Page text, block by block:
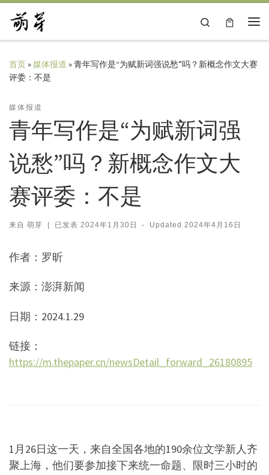
Skip to content
Search
首页»媒体报道 »青年写作是“为赋新词强说愁”吗？新概念作文大赛
评委：不是
媒体报道
青年写作是“为赋新词强
说愁”吗？新概念作文大
赛评委：不是
来自 萌芽 | 已发表 2024年1月30日 - Updated2024年4月16日
作者：罗昕
来源：澎湃新闻
日期：2024.1.29
链接：
https://m.thepaper.cn/newsDetail_forward_26180895
1月26日这一天，来自全国各地的190余位文学新人齐
聚上海，他们要参加接下来统一命题、限时三小时的